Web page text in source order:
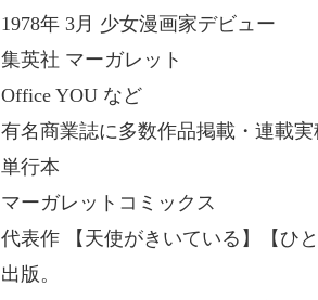
1978年 3月 少女漫画家デビュー
集英社 マーガレット
Office YOU など
有名商業誌に多数作品掲載・連載
単行本
マーガレットコミックス
代表作 【天使がきいている】【ひ
出版。